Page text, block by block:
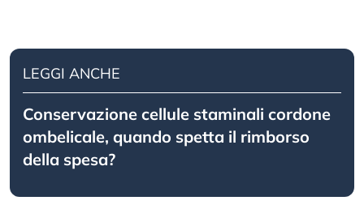
LEGGI ANCHE
Conservazione cellule staminali cordone
ombelicale, quando spetta il rimborso
della spesa?